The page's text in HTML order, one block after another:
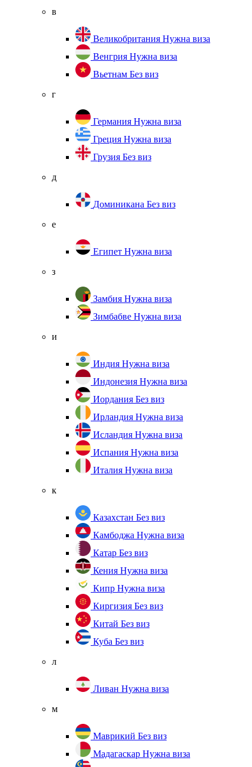
в
Великобритания Нужна виза
Венгрия Нужна виза
Вьетнам Без виз
г
Германия Нужна виза
Греция Нужна виза
Грузия Без виз
д
Доминикана Без виз
е
Египет Нужна виза
з
Замбия Нужна виза
Зимбабве Нужна виза
и
Индия Нужна виза
Индонезия Нужна виза
Иордания Без виз
Ирландия Нужна виза
Исландия Нужна виза
Испания Нужна виза
Италия Нужна виза
к
Казахстан Без виз
Камбоджа Нужна виза
Катар Без виз
Кения Нужна виза
Кипр Нужна виза
Киргизия Без виз
Китай Без виз
Куба Без виз
л
Ливан Нужна виза
м
Маврикий Без виз
Мадагаскар Нужна виза